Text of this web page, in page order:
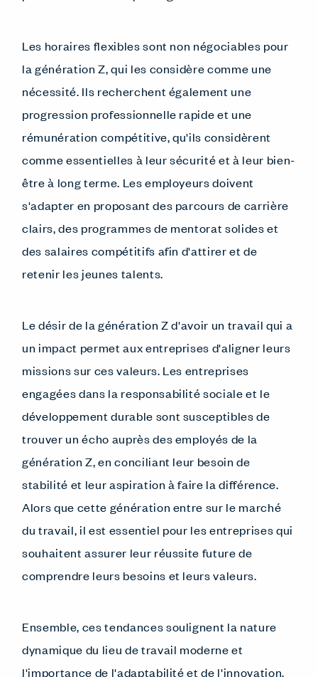
Les horaires flexibles sont non négociables pour
la génération Z, qui les considère comme une
nécessité. Ils recherchent également une
progression professionnelle rapide et une
rémunération compétitive, qu'ils considèrent
comme essentielles à leur sécurité et à leur bien-
être à long terme. Les employeurs doivent
s'adapter en proposant des parcours de carrière
clairs, des programmes de mentorat solides et
des salaires compétitifs afin d'attirer et de
retenir les jeunes talents.
Le désir de la génération Z d'avoir un travail qui a
un impact permet aux entreprises d'aligner leurs
missions sur ces valeurs. Les entreprises
engagées dans la responsabilité sociale et le
développement durable sont susceptibles de
trouver un écho auprès des employés de la
génération Z, en conciliant leur besoin de
stabilité et leur aspiration à faire la différence.
Alors que cette génération entre sur le marché
du travail, il est essentiel pour les entreprises qui
souhaitent assurer leur réussite future de
comprendre leurs besoins et leurs valeurs.
Ensemble, ces tendances soulignent la nature
dynamique du lieu de travail moderne et
l'importance de l'adaptabilité et de l'innovation.